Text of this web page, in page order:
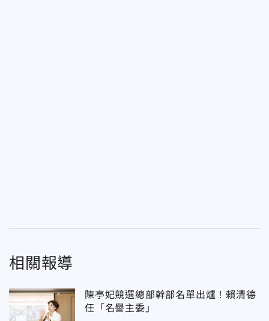
相關報導
陳亭妃競選總部幹部名單出爐！賴清德
任「名譽主委」